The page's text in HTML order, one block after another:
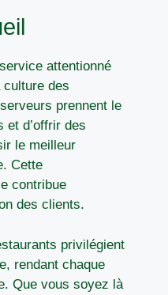
attentionné
des
prennent le
et d’offrir des
le meilleur
Cette
contribue
des clients.
privilégient
rendant chaque
Que vous soyez là